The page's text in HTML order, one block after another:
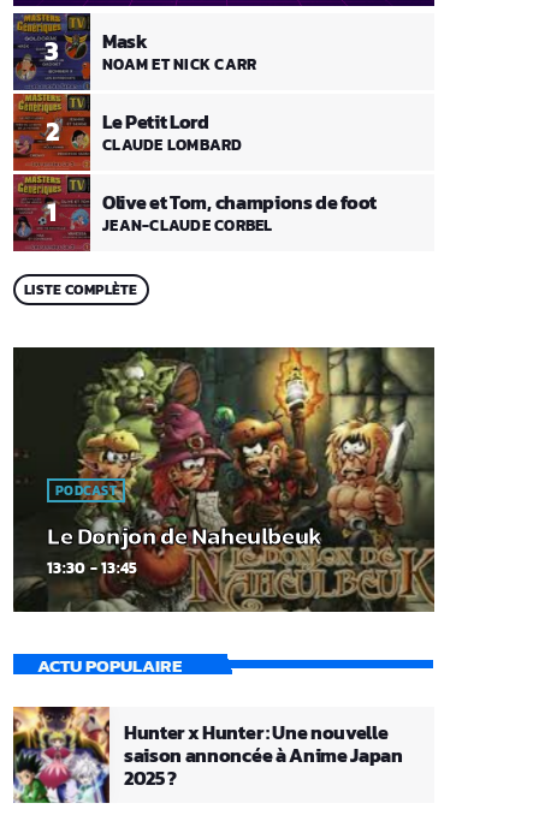
1 Olive et Tom, champions de foot
JEAN-CLAUDE CORBEL
2 Le Petit Lord
CLAUDE LOMBARD
3 Mask
NOAM ET NICK CARR
LISTE COMPLÈTE
PODCAST
Le Donjon de Naheulbeuk
13:30 - 13:45
ACTU POPULAIRE
Hunter x Hunter : Une nouvelle
saison annoncée à Anime Japan
2025 ?